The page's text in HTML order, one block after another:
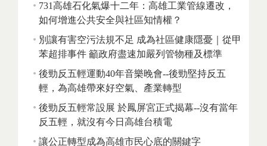
731高雄石化氣爆十二年：高雄工業管線遷改，
如何增進公共安全與社區知情權？
別讓有害空污法規不足 成為社區健康隱憂｜從甲
苯超排事件 籲政府盡速加嚴列管物種及標準
後勁反五輕運動40年音樂晚會--後勁堅持反五
輕，為高雄帶來好空氣、產業轉型
後勁反五輕常設展 於鳳屏宮正式揭幕--沒有當年
反五輕，就沒有今日高雄台積電
讓公正轉型成為高雄市民心底的關鍵字